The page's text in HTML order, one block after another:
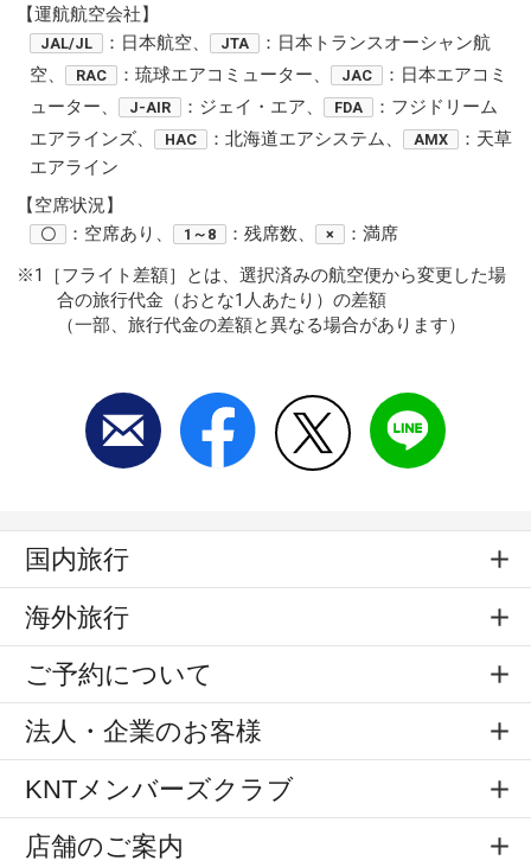
【運航航空会社】
JAL/JL ：日本航空、 JTA
：日本トランスオーシャン航
空、
RAC ：琉球エアコミューター、 JAC
：日本エアコミ
ューター、
J-AIR ：ジェイ・エア、 FDA
：フジドリーム
エアラインズ、
HAC ：北海道エアシステム、 AMX
：天草
エアライン
【空席状況】
〇 ：空席あり、 1～8 ：残席数、 ×
：満席
※1［フライト差額］とは、選択済みの航空便から変更した場
合の旅行代金（おとな1人あたり）の差額
（一部、旅行代金の差額と異なる場合があります）
国内旅行
海外旅行
ご予約について
法人・企業のお客様
KNTメンバーズクラブ
店舗のご案内